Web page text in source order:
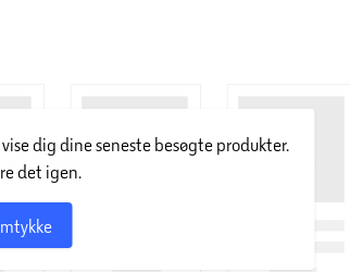
dig dine seneste besøgte produkter.
det igen.